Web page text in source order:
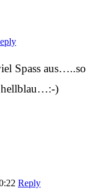
Spass aus…..so
hellblau…:-)
Reply